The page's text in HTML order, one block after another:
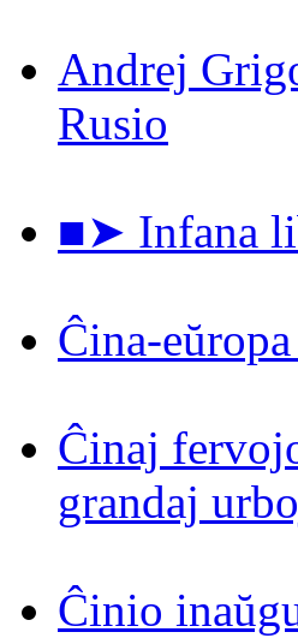
Andrej
Rusio
■➤ Infana
Ĉina-
Ĉinaj
grandaj
Ĉinio